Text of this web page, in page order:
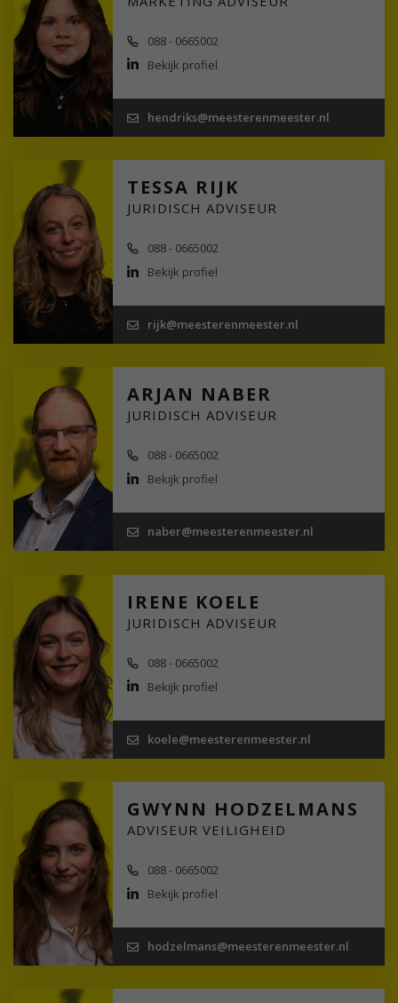
088 - 0665002
Bekijk profiel
hendriks@meesterenmeester.nl
TESSA RIJK
JURIDISCH ADVISEUR
088 - 0665002
Bekijk profiel
rijk@meesterenmeester.nl
ARJAN NABER
JURIDISCH ADVISEUR
088 - 0665002
Bekijk profiel
naber@meesterenmeester.nl
IRENE KOELE
JURIDISCH ADVISEUR
088 - 0665002
Bekijk profiel
koele@meesterenmeester.nl
GWYNN HODZELMANS
ADVISEUR VEILIGHEID
088 - 0665002
Bekijk profiel
hodzelmans@meesterenmeester.nl